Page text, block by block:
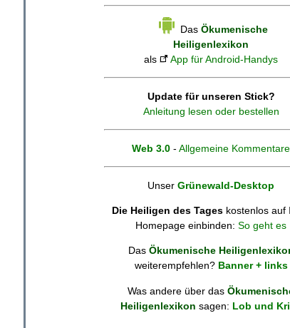
Das Ökumenische
Heiligenlexikon
als
App für Android-Handys
Update für unseren Stick?
Anleitung lesen oder bestellen
Web 3.0 - Allgemeine Kommentare
Unser Grünewald-Desktop
Die Heiligen des Tages kostenlos auf
Homepage einbinden: So geht es
Das Ökumenische
weiterempfehlen? Banner + links
Was andere über das
Heiligenlexikon sagen: Lob und